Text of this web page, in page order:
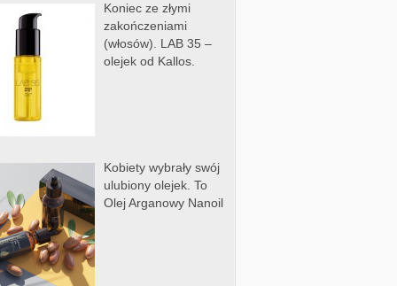
Koniec ze złymi
zakończeniami
(włosów). LAB 35 –
olejek od Kallos.
Kobiety wybrały swój
ulubiony olejek. To
Olej Arganowy Nanoil